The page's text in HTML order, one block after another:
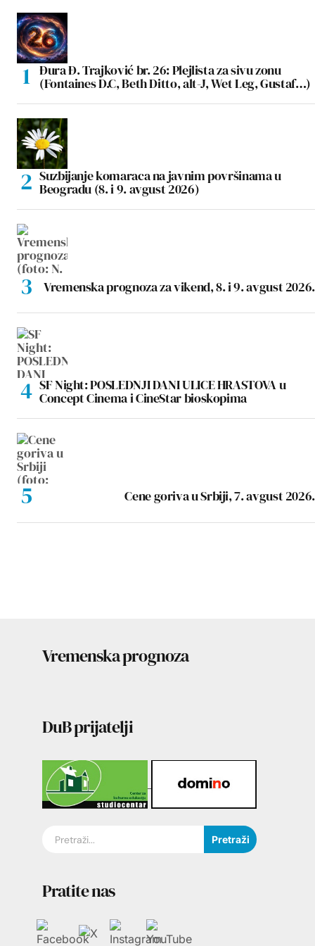
Đura Đ. Trajković br. 26: Plejlista za sivu zonu
(Fontaines D.C, Beth Ditto, alt-J, Wet Leg, Gustaf…)
Suzbijanje komaraca na javnim površinama u
Beogradu (8. i 9. avgust 2026)
Vremenska prognoza za vikend, 8. i 9. avgust 2026.
SF Night: POSLEDNJI DANI ULICE HRASTOVA u
Concept Cinema i CineStar bioskopima
Cene goriva u Srbiji, 7. avgust 2026.
Vremenska prognoza
DuB prijatelji
Pretraži
Pratite nas